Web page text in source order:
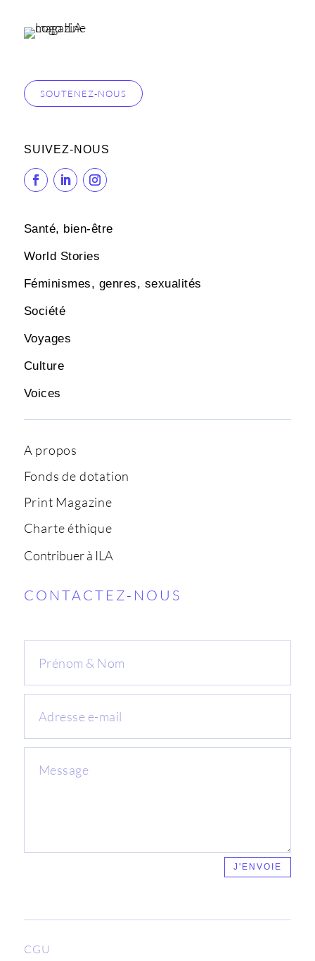
SOUTENEZ-NOUS
SUIVEZ-NOUS
Santé, bien-être
World Stories
Féminismes, genres, sexualités
Société
Voyages
Culture
Voices
A propos
Fonds de dotation
Print Magazine
Charte éthique
Contribuer à ILA
CONTACTEZ-NOUS
J'ENVOIE
CGU